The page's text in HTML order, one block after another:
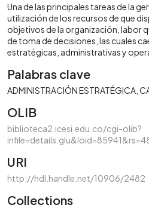
Una de las principales tareas de la
utilización de los recursos de que
objetivos de la organización, labor
de toma de decisiones, las cuales
estratégicas, administrativas y
Palabras clave
ADMINISTRACIÓN ESTRATÉGICA
OLIB
biblioteca2.icesi.edu.co/cgi-olib?
URI
http://hdl.handle.net/10906/2482
Collections